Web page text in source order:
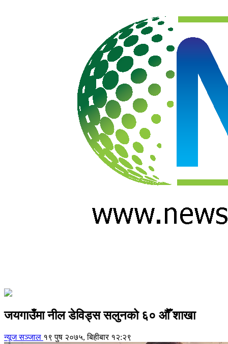
जयगाउँमा नील डेविड्स सलुनको ६० औँ शाखा
न्यूज सञ्जाल १९ पुष २०७५, बिहीबार १२:२९